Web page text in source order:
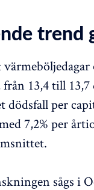
trend
13,4 till 13,7
dödsfall per
7,2% per
sågs i